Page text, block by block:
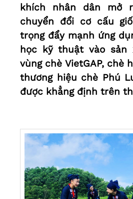
khích nhân dân mở
chuyển đổi cơ cấu
trọng đẩy mạnh ứng
học kỹ thuật vào sản
vùng chè VietGAP, chè
thương hiệu chè Phú
được khẳng định trên